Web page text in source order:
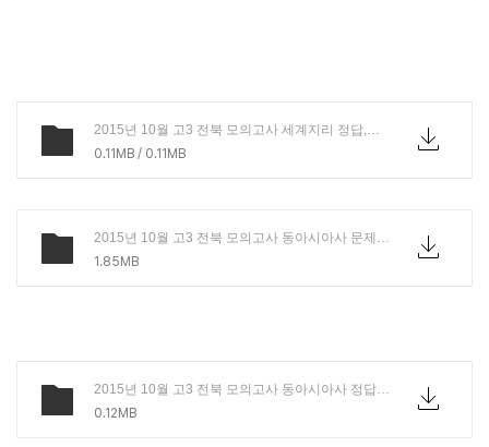
2015년 10월 고3 전북 모의고사 세계지리 정답,해설.PDF
0.11MB / 0.11MB
2015년 10월 고3 전북 모의고사 동아시아사 문제.pdf
1.85MB
2015년 10월 고3 전북 모의고사 동아시아사 정답,해설.PDF
0.12MB